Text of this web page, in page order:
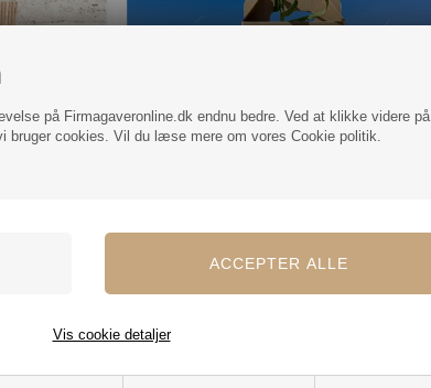
på Firmagaveronline.dk endnu bedre. Ved at klikke videre på
bruger cookies. Vil du læse mere om vores Cookie politik.
Vis cookie detaljerStor Påske Gavekurv med det hele!